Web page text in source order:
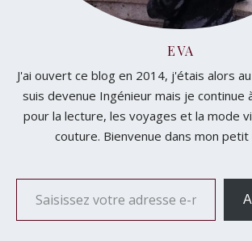
EVA
J'ai ouvert ce blog en 2014, j'étais alors
suis devenue Ingénieur mais je continue
pour la lecture, les voyages et la mode
couture. Bienvenue dans mon petit
Saisissez votre adresse e-mail…